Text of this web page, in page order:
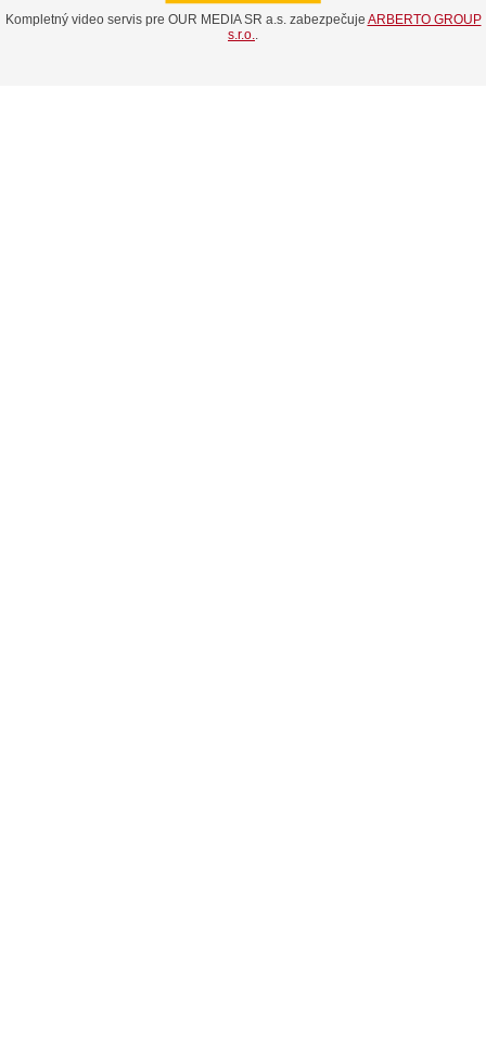
Kompletný video servis pre OUR MEDIA SR a.s. zabezpečuje ARBERTO GROUP
s.r.o..